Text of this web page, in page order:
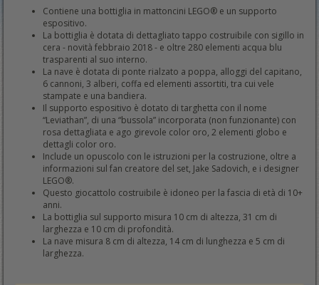
Contiene una bottiglia in mattoncini LEGO® e un supporto
espositivo.
La bottiglia è dotata di dettagliato tappo costruibile con sigillo in
cera - novità febbraio 2018 - e oltre 280 elementi acqua blu
trasparenti al suo interno.
La nave è dotata di ponte rialzato a poppa, alloggi del capitano,
6 cannoni, 3 alberi, coffa ed elementi assortiti, tra cui vele
stampate e una bandiera.
Il supporto espositivo è dotato di targhetta con il nome
“Leviathan”, di una “bussola” incorporata (non funzionante) con
rosa dettagliata e ago girevole color oro, 2 elementi globo e
dettagli color oro.
Include un opuscolo con le istruzioni per la costruzione, oltre a
informazioni sul fan creatore del set, Jake Sadovich, e i designer
LEGO®.
Questo giocattolo costruibile è idoneo per la fascia di età di 10+
anni.
La bottiglia sul supporto misura 10 cm di altezza, 31 cm di
larghezza e 10 cm di profondità.
La nave misura 8 cm di altezza, 14 cm di lunghezza e 5 cm di
larghezza.